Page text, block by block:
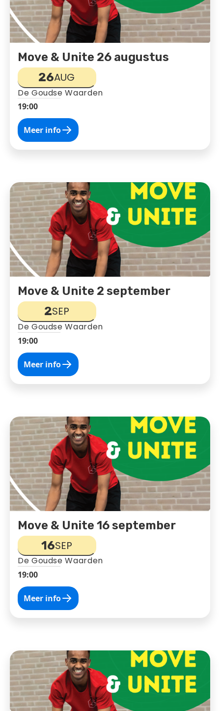
Move & Unite 26 augustus
26AUG
De Goudse Waarden
19:00
Meer info
Move & Unite 2 september
2SEP
De Goudse Waarden
19:00
Meer info
Move & Unite 16 september
16SEP
De Goudse Waarden
19:00
Meer info